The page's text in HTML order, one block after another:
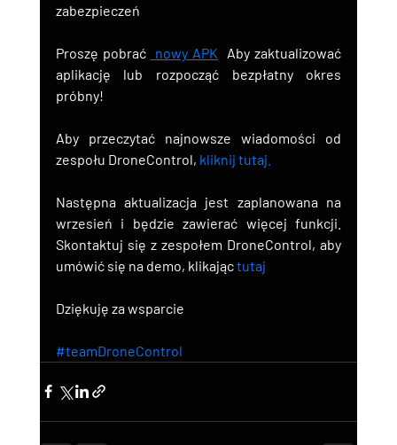
zabezpieczeń
Proszę pobrać nowy APK
Aby zaktualizować
aplikację lub rozpocząć bezpłatny okres
próbny!
Aby przeczytać najnowsze wiadomości od
zespołu DroneControl, kliknij tutaj.
Następna aktualizacja jest zaplanowana na
wrzesień i będzie zawierać więcej funkcji.
Skontaktuj się z zespołem DroneControl, aby
umówić się na demo, klikająctutaj
Dziękuję za wsparcie
#teamDroneControl